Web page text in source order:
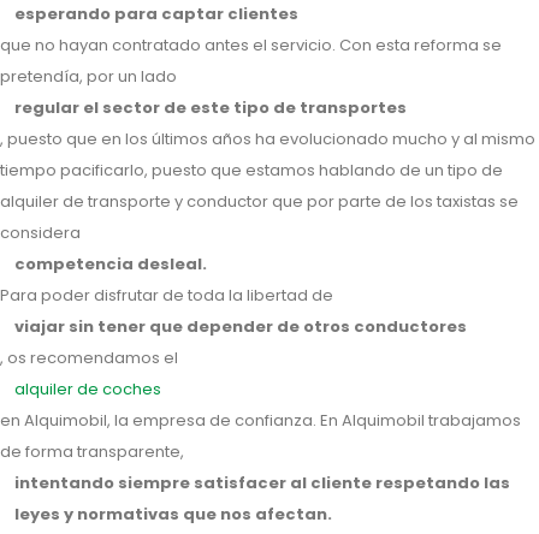
esperando para captar clientes
que no hayan contratado antes el servicio. Con esta reforma se
pretendía, por un lado
regular el sector de este tipo de transportes
, puesto que en los últimos años ha evolucionado mucho y al mismo
tiempo pacificarlo, puesto que estamos hablando de un tipo de
alquiler de transporte y conductor que por parte de los taxistas se
considera
competencia desleal.
Para poder disfrutar de toda la libertad de
viajar sin tener que depender de otros conductores
, os recomendamos el
alquiler de coches
en Alquimobil, la empresa de confianza. En Alquimobil trabajamos
de forma transparente,
intentando siempre satisfacer al cliente respetando las
leyes y normativas que nos afectan.